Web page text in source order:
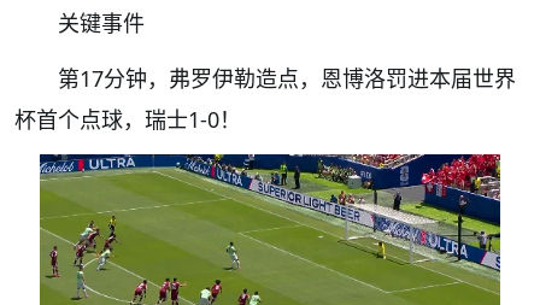
关键事件
第17分钟，弗罗伊勒造点，恩博洛罚进本届世界
杯首个点球，瑞士1-0！